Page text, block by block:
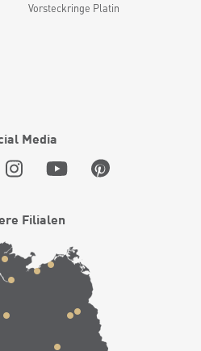
Vorsteckringe Platin
Media
Filialen